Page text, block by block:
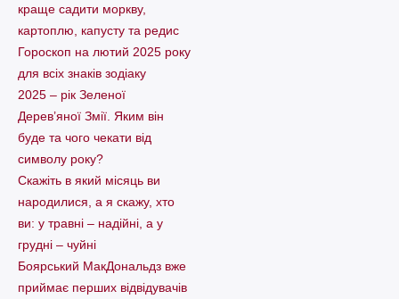
краще садити моркву,
картоплю, капусту та редис
Гороскоп на лютий 2025 року
для всіх знаків зодіаку
2025 – рік Зеленої
Дерев’яної Змії. Яким він
буде та чого чекати від
символу року?
Скажіть в який місяць ви
народилися, а я скажу, хто
ви: у травні – надійні, а у
грудні – чуйні
Боярський МакДональдз вже
приймає перших відвідувачів